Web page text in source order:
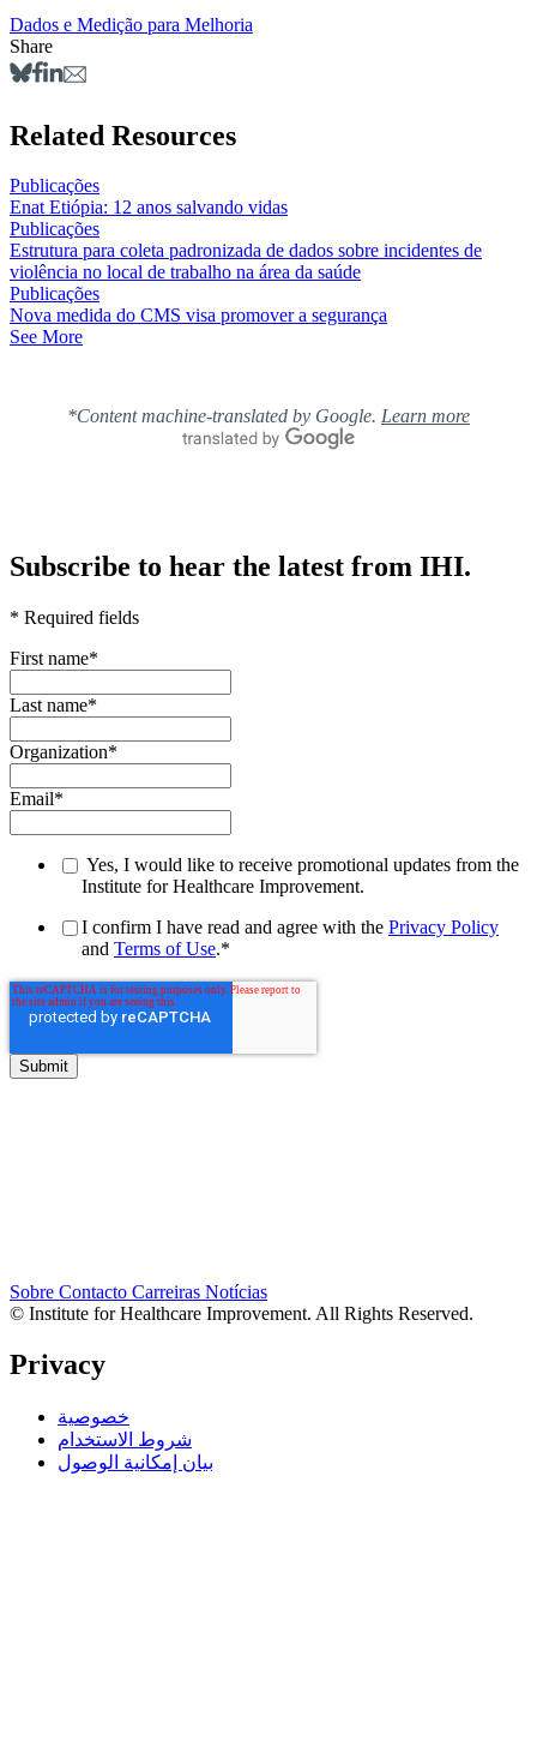
Dados e Medição para Melhoria
Share
Related Resources
Publicações
Enat Etiópia: 12 anos salvando vidas
Publicações
Estrutura para coleta padronizada de dados sobre incidentes de
violência no local de trabalho na área da saúde
Publicações
Nova medida do CMS visa promover a segurança
See More
*Content machine-translated by Google. Learn more
Subscribe to hear the latest from IHI.
* Required fields
First name*
Last name*
Organization*
Email*
Yes, I would like to receive promotional updates from the
Institute for Healthcare Improvement.
I confirm I have read and agree with the Privacy Policy
and Terms of Use.*
Sobre Contacto Carreiras Notícias
© Institute for Healthcare Improvement. All Rights Reserved.
Privacy
خصوصية
شروط الاستخدام
بيان إمكانية الوصول